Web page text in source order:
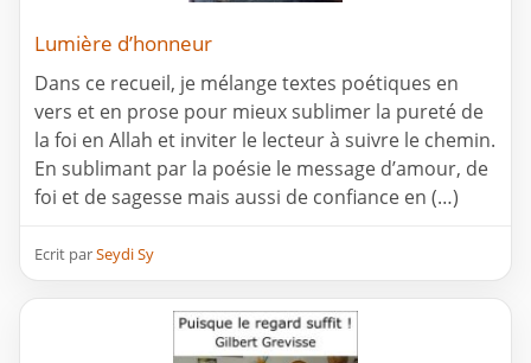
Lumière d’honneur
Dans ce recueil, je mélange textes poétiques en
vers et en prose pour mieux sublimer la pureté de
la foi en Allah et inviter le lecteur à suivre le chemin.
En sublimant par la poésie le message d’amour, de
foi et de sagesse mais aussi de confiance en (…)
Ecrit parSeydi Sy